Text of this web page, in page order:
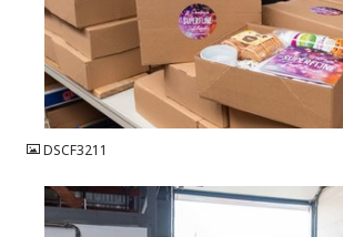
JPG
DSCF3211